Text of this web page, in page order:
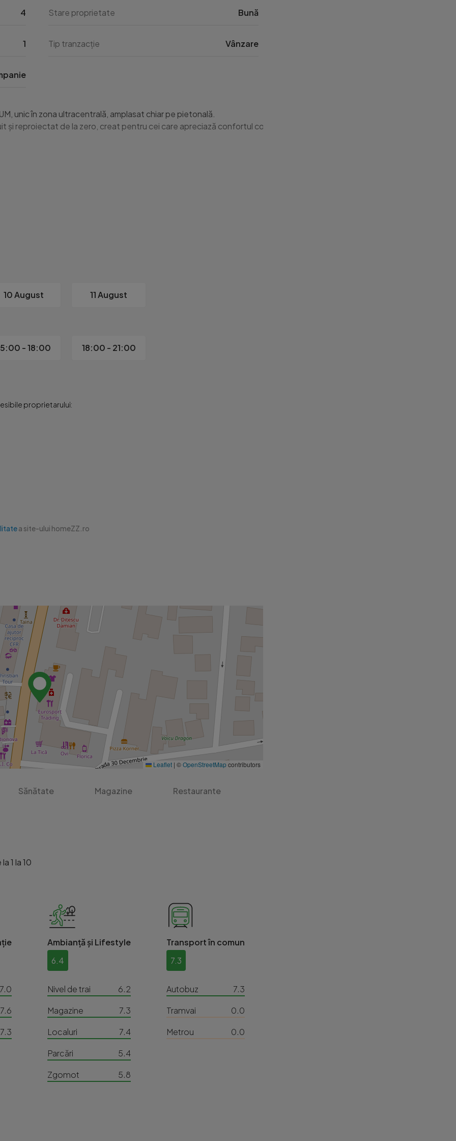
4 Stare proprietate Bună
1 Tip tranzacție Vânzare
unic în zona ultracentrală, amplasat chiar pe pietonală.
și reproiectat de la zero, creat pentru cei care apreciază confortul contemporan și finisajele de top.
magazine, zone culturale și puncte de interes. Ideal atât pentru locuință, cât și pentru investiție cu randament
modernizată — pregătită pentru mutare imediată.
10 August 11 August
- 18:00 18:00 - 21:00
proprietarului:
a site-ului homeZZ.ro
Leaflet | ©OpenStreetMapcontributors
Sănătate Magazine Restaurante
1 la 10
7.0
7.6
7.3
Ambianță și Lifestyle
6.4
Nivel de trai
6.2
Magazine
7.3
Localuri
7.4
Parcări
5.4
Zgomot
5.8
Transport în comun
7.3
Autobuz
7.3
Tramvai
0.0
Metrou
0.0